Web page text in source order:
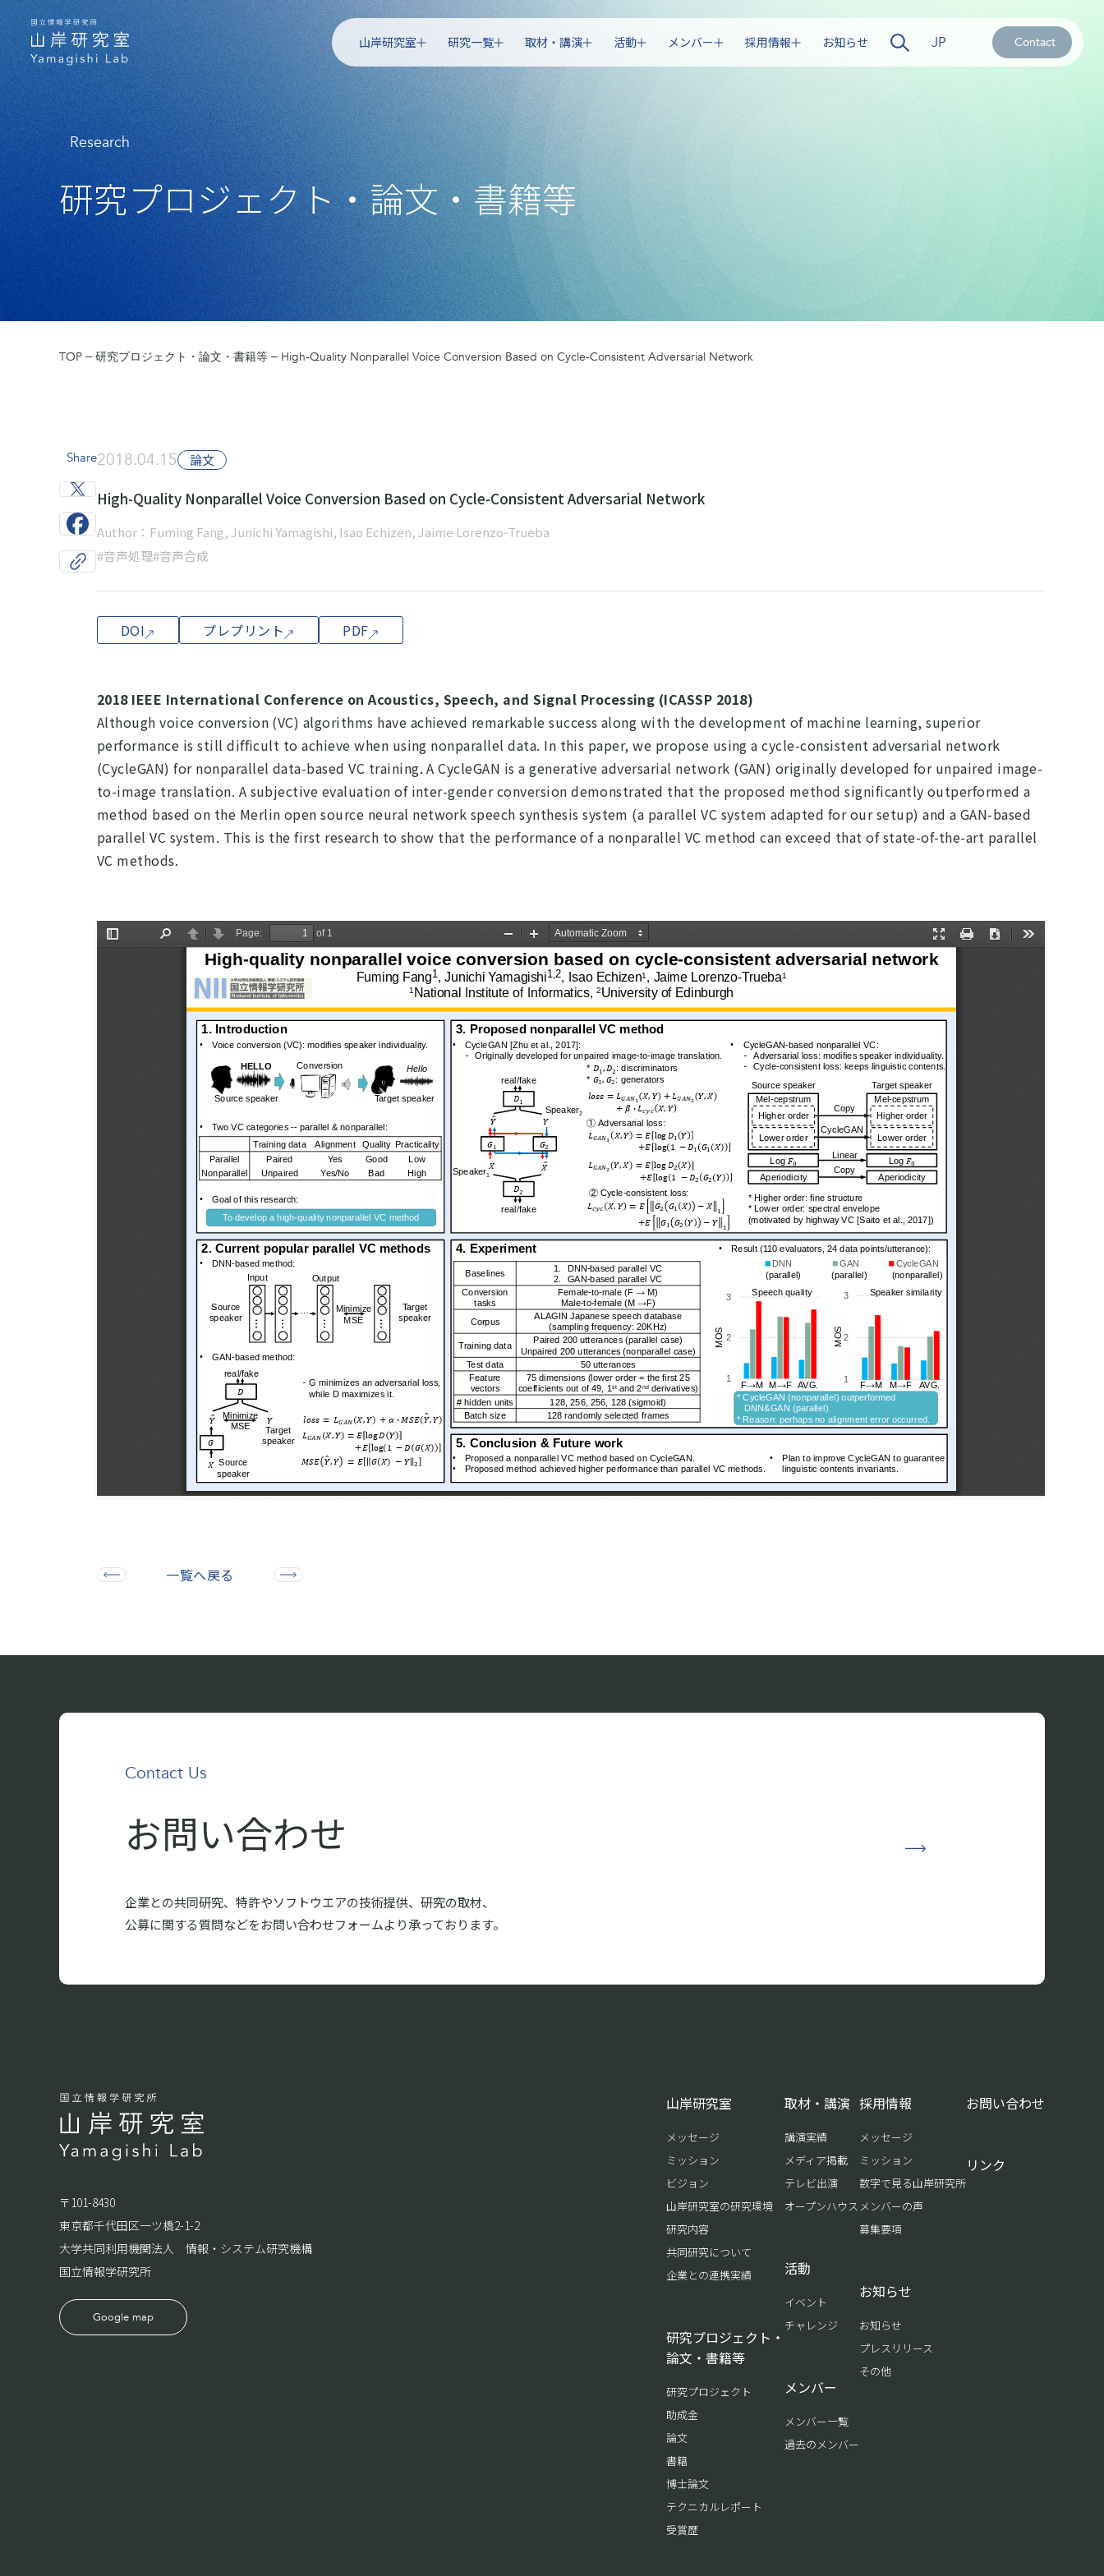
山岸研究室 研究一覧 取材・講演 活動 メンバー 採用情報 お知らせ JP Contact
Research
研究プロジェクト・論文・書籍等
TOP 研究プロジェクト・論文・書籍等 High-Quality Nonparallel Voice Conversion Based on Cycle-Consistent Adversarial Network
Share2018.04.15 論文
High-Quality Nonparallel Voice Conversion Based on Cycle-Consistent Adversarial Network
Author：Fuming Fang, Junichi Yamagishi, Isao Echizen, Jaime Lorenzo-Trueba
#音声処理#音声合成
DOI プレプリント PDF
2018 IEEE International Conference on Acoustics, Speech, and Signal Processing (ICASSP 2018)
Although voice conversion (VC) algorithms have achieved remarkable success along with the development of machine learning, superior
performance is still difficult to achieve when using nonparallel data. In this paper, we propose using a cycle-consistent adversarial network
(CycleGAN) for nonparallel data-based VC training. A CycleGAN is a generative adversarial network (GAN) originally developed for unpaired image-
to-image translation. A subjective evaluation of inter-gender conversion demonstrated that the proposed method significantly outperformed a
method based on the Merlin open source neural network speech synthesis system (a parallel VC system adapted for our setup) and a GAN-based
parallel VC system. This is the first research to show that the performance of a nonparallel VC method can exceed that of state-of-the-art parallel
VC methods.
一覧へ戻る
Contact Us
お問い合わせ
企業との共同研究、特許やソフトウエアの技術提供、研究の取材、
公募に関する質問などをお問い合わせフォームより承っております。
〒101-8430
東京都千代田区一ツ橋2-1-2
大学共同利用機関法人 情報・システム研究機構
国立情報学研究所
Google map
山岸研究室
メッセージ
ミッション
ビジョン
山岸研究室の研究環境
研究内容
共同研究について
企業との連携実績
研究プロジェクト・
論文・書籍等
研究プロジェクト
助成金
論文
書籍
博士論文
テクニカルレポート
受賞歴
取材・講演
講演実績
メディア掲載
テレビ出演
オープンハウス
活動
イベント
チャレンジ
メンバー
メンバー一覧
過去のメンバー
採用情報
メッセージ
ミッション
数字で見る山岸研究所
メンバーの声
募集要項
お知らせ
お知らせ
プレスリリース
その他
お問い合わせ
リンク